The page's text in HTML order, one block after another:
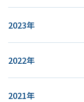
2023年
2022年
2021年